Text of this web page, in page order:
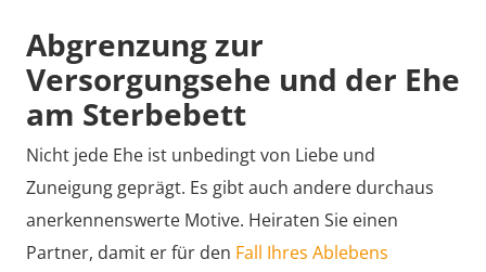
Abgrenzung zur
Versorgungsehe und der Ehe
am Sterbebett
Nicht jede Ehe ist unbedingt von Liebe und
Zuneigung geprägt. Es gibt auch andere durchaus
anerkennenswerte Motive. Heiraten Sie einen
Partner, damit er für den Fall Ihres Ablebens